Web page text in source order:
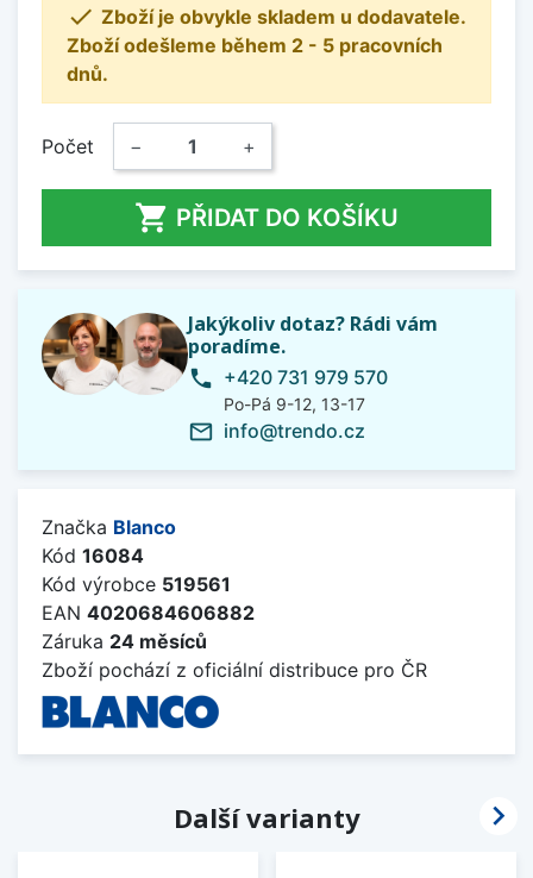
 Zboží je obvykle skladem u dodavatele.
Zboží odešleme během 2 - 5 pracovních
dnů.
Počet − +
 PŘIDAT DO KOŠÍKU
Jakýkoliv dotaz? Rádi vám
poradíme.
phone +420 731 979 570
Po-Pá 9-12, 13-17
mail_outline info@trendo.cz
Značka Blanco
Kód 16084
Kód výrobce 519561
EAN 4020684606882
Záruka 24 měsíců
Zboží pochází z oficiální distribuce pro ČR
Další varianty 